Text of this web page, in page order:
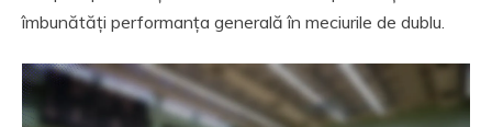
îmbunătăți performanța generală în meciurile de dublu.